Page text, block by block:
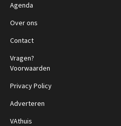
Agenda
Over ons
Contact
Vragen?
Voorwaarden
Privacy Policy
Adverteren
VAthuis